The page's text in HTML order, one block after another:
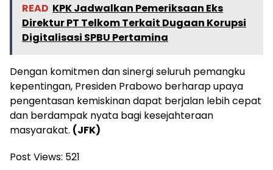
READ KPK Jadwalkan Pemeriksaan Eks
Direktur PT Telkom Terkait Dugaan Korupsi
Digitalisasi SPBU Pertamina
Dengan komitmen dan sinergi seluruh pemangku
kepentingan, Presiden Prabowo berharap upaya
pengentasan kemiskinan dapat berjalan lebih cepat
dan berdampak nyata bagi kesejahteraan
masyarakat. (JFK)
Post Views: 521